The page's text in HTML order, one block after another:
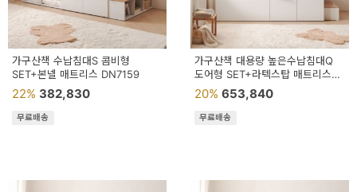
가구산책 수납침대S 콤비형
SET+본넬 매트리스 DN7159
22% 382,830
무료배송
가구산책 대용량 높은수납침대Q
도어형 SET+라텍스탑 매트리스
DN7055
20% 653,840
무료배송